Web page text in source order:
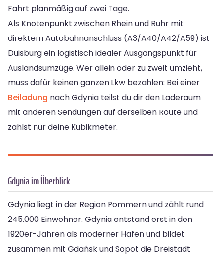
Fahrt planmäßig auf zwei Tage.
Als Knotenpunkt zwischen Rhein und Ruhr mit
direktem Autobahnanschluss (A3/A40/A42/A59) ist
Duisburg ein logistisch idealer Ausgangspunkt für
Auslandsumzüge. Wer allein oder zu zweit umzieht,
muss dafür keinen ganzen Lkw bezahlen: Bei einer
Beiladung nach Gdynia teilst du dir den Laderaum
mit anderen Sendungen auf derselben Route und
zahlst nur deine Kubikmeter.
Gdynia im Überblick
Gdynia liegt in der Region Pommern und zählt rund
245.000 Einwohner. Gdynia entstand erst in den
1920er-Jahren als moderner Hafen und bildet
zusammen mit Gdańsk und Sopot die Dreistadt